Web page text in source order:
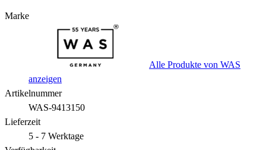
Marke
Alle Produkte von WAS
anzeigen
Artikelnummer
WAS-9413150
Lieferzeit
5 - 7 Werktage